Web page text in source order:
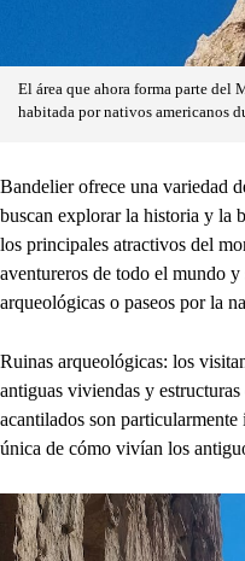
El área que ahora forma parte
habitada por nativos americanos
Bandelier ofrece una variedad
buscan explorar la historia y la
los principales atractivos del
aventureros de todo el mundo
arqueológicas o paseos por la
Ruinas arqueológicas: los
antiguas viviendas y
acantilados son
única de cómo vivían los